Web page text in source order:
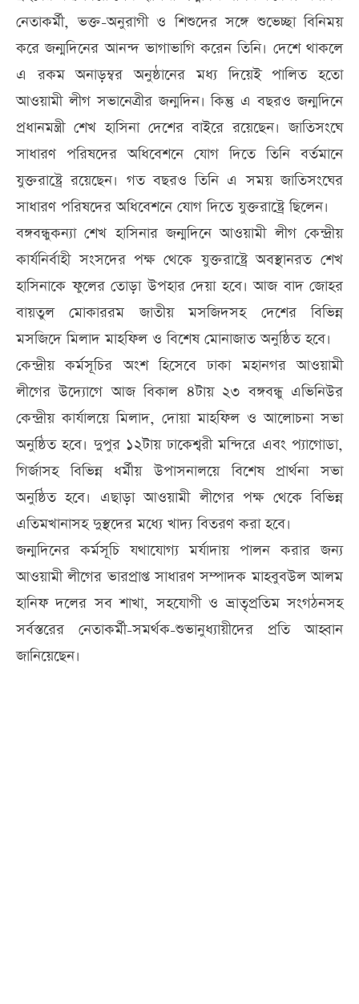
নেতাকর্মী, ভক্ত-অনুরাগী ও শিশুদের সঙ্গে শুভেচ্ছা বিনিময়
করে জন্মদিনের আনন্দ ভাগাভাগি করেন তিনি। দেশে থাকলে
এ রকম অনাড়ম্বর অনুষ্ঠানের মধ্য দিয়েই পালিত হতো
আওয়ামী লীগ সভানেত্রীর জন্মদিন। কিন্তু এ বছরও জন্মদিনে
প্রধানমন্ত্রী শেখ হাসিনা দেশের বাইরে রয়েছেন। জাতিসংঘে
সাধারণ পরিষদের অধিবেশনে যোগ দিতে তিনি বর্তমানে
যুক্তরাষ্ট্রে রয়েছেন। গত বছরও তিনি এ সময় জাতিসংঘের
সাধারণ পরিষদের অধিবেশনে যোগ দিতে যুক্তরাষ্ট্রে ছিলেন।
বঙ্গবন্ধুকন্যা শেখ হাসিনার জন্মদিনে আওয়ামী লীগ কেন্দ্রীয়
কার্যনির্বাহী সংসদের পক্ষ থেকে যুক্তরাষ্ট্রে অবস্থানরত শেখ
হাসিনাকে ফুলের তোড়া উপহার দেয়া হবে। আজ বাদ জোহর
বায়তুল মোকাররম জাতীয় মসজিদসহ দেশের বিভিন্ন
মসজিদে মিলাদ মাহফিল ও বিশেষ মোনাজাত অনুষ্ঠিত হবে।
কেন্দ্রীয় কর্মসূচির অংশ হিসেবে ঢাকা মহানগর আওয়ামী
লীগের উদ্যোগে আজ বিকাল ৪টায় ২৩ বঙ্গবন্ধু এভিনিউর
কেন্দ্রীয় কার্যালয়ে মিলাদ, দোয়া মাহফিল ও আলোচনা সভা
অনুষ্ঠিত হবে। দুপুর ১২টায় ঢাকেশ্বরী মন্দিরে এবং প্যাগোডা,
গির্জাসহ বিভিন্ন ধর্মীয় উপাসনালয়ে বিশেষ প্রার্থনা সভা
অনুষ্ঠিত হবে। এছাড়া আওয়ামী লীগের পক্ষ থেকে বিভিন্ন
এতিমখানাসহ দুস্থদের মধ্যে খাদ্য বিতরণ করা হবে।
জন্মদিনের কর্মসূচি যথাযোগ্য মর্যাদায় পালন করার জন্য
আওয়ামী লীগের ভারপ্রাপ্ত সাধারণ সম্পাদক মাহবুবউল আলম
হানিফ দলের সব শাখা, সহযোগী ও ভ্রাতৃপ্রতিম সংগঠনসহ
সর্বস্তরের নেতাকর্মী-সমর্থক-শুভানুধ্যায়ীদের প্রতি আহ্বান
জানিয়েছেন।